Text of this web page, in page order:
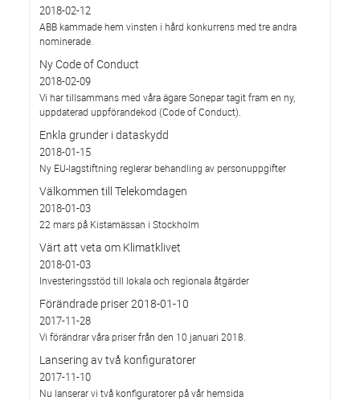
2018-02-12
ABB kammade hem vinsten i hård konkurrens med tre andra
nominerade.
Ny Code of Conduct
2018-02-09
Vi har tillsammans med våra ägare Sonepar tagit fram en ny,
uppdaterad uppförandekod (Code of Conduct).
Enkla grunder i dataskydd
2018-01-15
Ny EU-lagstiftning reglerar behandling av personuppgifter
Välkommen till Telekomdagen
2018-01-03
22 mars på Kistamässan i Stockholm
Värt att veta om Klimatklivet
2018-01-03
Investeringsstöd till lokala och regionala åtgärder
Förändrade priser 2018-01-10
2017-11-28
Vi förändrar våra priser från den 10 januari 2018.
Lansering av två konfiguratorer
2017-11-10
Nu lanserar vi två konfiguratorer på vår hemsida